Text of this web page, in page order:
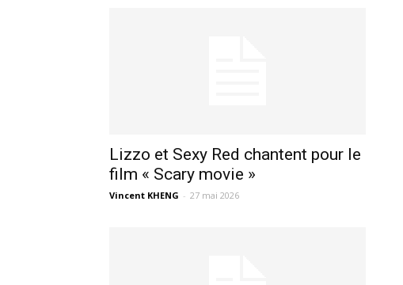
Lizzo et Sexy Red chantent pour le
film « Scary movie »
Vincent KHENG - 27 mai 2026